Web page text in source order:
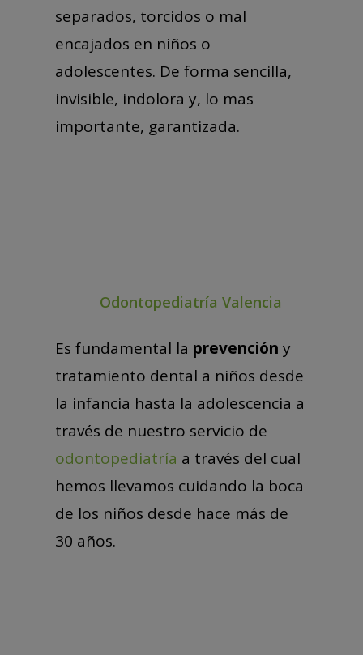
separados, torcidos o mal
encajados en niños o
adolescentes. De forma sencilla,
invisible, indolora y, lo mas
importante, garantizada.
Odontopediatría Valencia
Es fundamental la prevención y
tratamiento dental a niños desde
la infancia hasta la adolescencia a
través de nuestro servicio de
odontopediatría a través del cual
hemos llevamos cuidando la boca
de los niños desde hace más de
30 años.